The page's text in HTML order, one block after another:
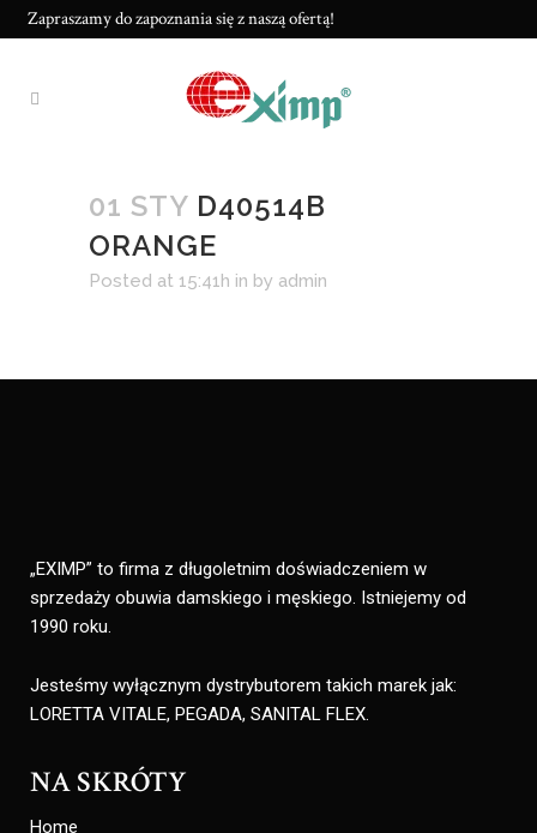
Zapraszamy do zapoznania się z naszą ofertą!
01 STY D40514B
ORANGE
Posted at 15:41h in by admin
„EXIMP” to firma z długoletnim doświadczeniem w
sprzedaży obuwia damskiego i męskiego. Istniejemy od
1990 roku.
Jesteśmy wyłącznym dystrybutorem takich marek jak:
LORETTA VITALE, PEGADA, SANITAL FLEX.
NA SKRÓTY
Home